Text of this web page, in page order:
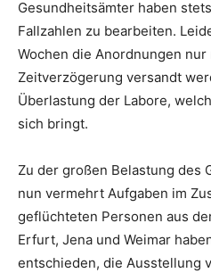
Gesundheitsämter haben
Fallzahlen zu bearbeiten.
Wochen die Anordnungen
Zeitverzögerung versandt
Überlastung der Labore,
sich bringt.
Zu der großen Belastung des
nun vermehrt Aufgaben im
geflüchteten Personen aus
Erfurt, Jena und Weimar
entschieden, die Ausstellung